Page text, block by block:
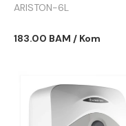
ARISTON-6L
183.00 BAM / Kom